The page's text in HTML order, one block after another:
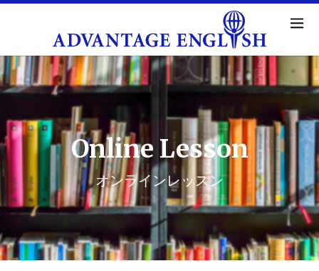
Online Lesson
オンラインレッスン